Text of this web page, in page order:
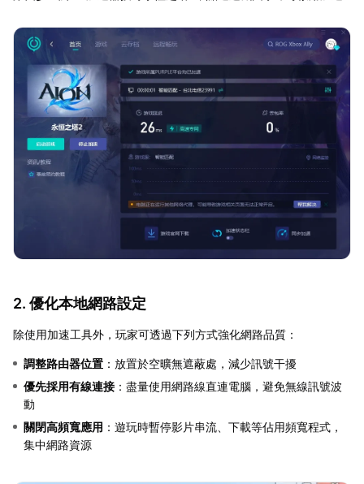
2. 優化本地網路設定
除使用加速工具外，玩家可透過下列方式強化網路品質：
調整路由器位置 ：放置於空曠無遮蔽處，減少訊號干擾
優先採用有線連接 ：盡量使用網路線直連電腦，避免無線訊號波
動
關閉高頻寬應用 ：遊玩時暫停影片串流、下載等佔用頻寬程式，
集中網路資源